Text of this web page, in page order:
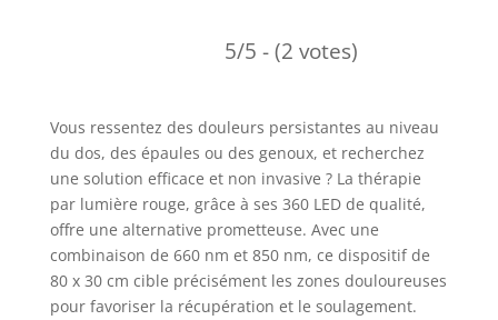
5/5 - (2 votes)
Vous ressentez des douleurs persistantes au niveau
du dos, des épaules ou des genoux, et recherchez
une solution efficace et non invasive ? La thérapie
par lumière rouge, grâce à ses 360 LED de qualité,
offre une alternative prometteuse. Avec une
combinaison de 660 nm et 850 nm, ce dispositif de
80 x 30 cm cible précisément les zones douloureuses
pour favoriser la récupération et le soulagement.